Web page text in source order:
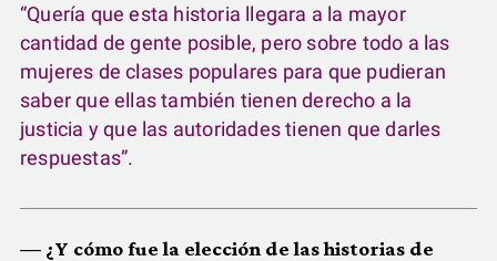
“Quería que esta historia llegara a la mayor
cantidad de gente posible, pero sobre todo a las
mujeres de clases populares para que pudieran
saber que ellas también tienen derecho a la
justicia y que las autoridades tienen que darles
respuestas”.
— ¿Y cómo fue la elección de las historias de